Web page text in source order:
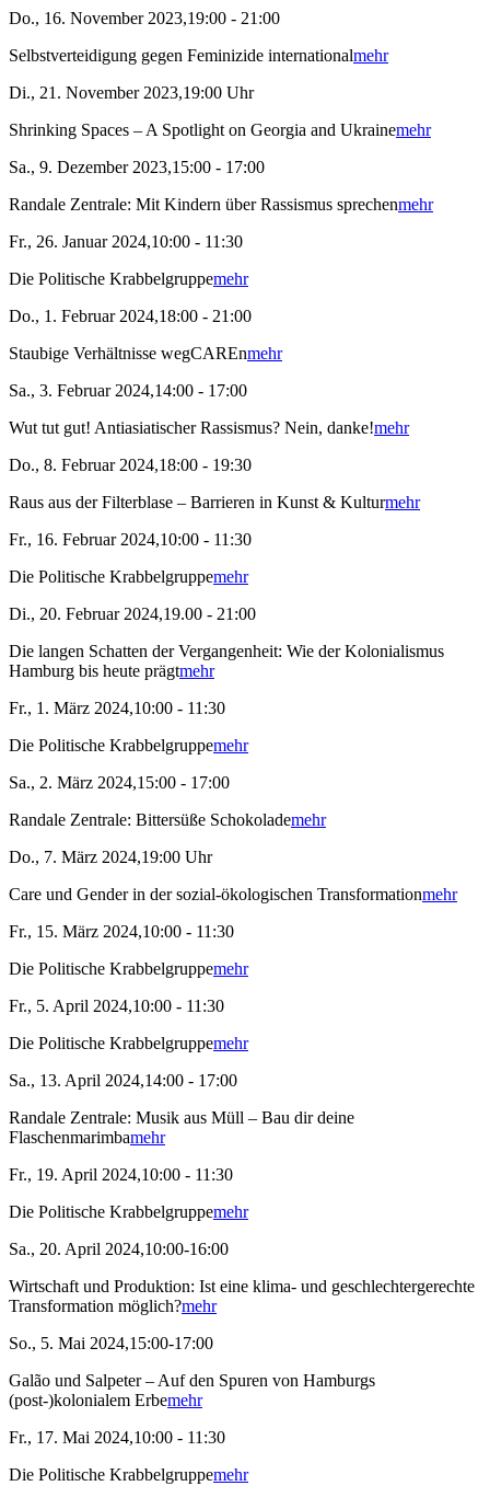
Do., 16. November 2023,19:00 - 21:00
Selbstverteidigung gegen Feminizide internationalmehr
Di., 21. November 2023,19:00 Uhr
Shrinking Spaces – A Spotlight on Georgia and Ukrainemehr
Sa., 9. Dezember 2023,15:00 - 17:00
Randale Zentrale: Mit Kindern über Rassismus sprechenmehr
Fr., 26. Januar 2024,10:00 - 11:30
Die Politische Krabbelgruppemehr
Do., 1. Februar 2024,18:00 - 21:00
Staubige Verhältnisse wegCAREnmehr
Sa., 3. Februar 2024,14:00 - 17:00
Wut tut gut! Antiasiatischer Rassismus? Nein, danke!mehr
Do., 8. Februar 2024,18:00 - 19:30
Raus aus der Filterblase – Barrieren in Kunst & Kulturmehr
Fr., 16. Februar 2024,10:00 - 11:30
Die Politische Krabbelgruppemehr
Di., 20. Februar 2024,19.00 - 21:00
Die langen Schatten der Vergangenheit: Wie der Kolonialismus
Hamburg bis heute prägtmehr
Fr., 1. März 2024,10:00 - 11:30
Die Politische Krabbelgruppemehr
Sa., 2. März 2024,15:00 - 17:00
Randale Zentrale: Bittersüße Schokolademehr
Do., 7. März 2024,19:00 Uhr
Care und Gender in der sozial-ökologischen Transformationmehr
Fr., 15. März 2024,10:00 - 11:30
Die Politische Krabbelgruppemehr
Fr., 5. April 2024,10:00 - 11:30
Die Politische Krabbelgruppemehr
Sa., 13. April 2024,14:00 - 17:00
Randale Zentrale: Musik aus Müll – Bau dir deine
Flaschenmarimbamehr
Fr., 19. April 2024,10:00 - 11:30
Die Politische Krabbelgruppemehr
Sa., 20. April 2024,10:00-16:00
Wirtschaft und Produktion: Ist eine klima- und geschlechtergerechte
Transformation möglich?mehr
So., 5. Mai 2024,15:00-17:00
Galão und Salpeter – Auf den Spuren von Hamburgs
(post-)kolonialem Erbemehr
Fr., 17. Mai 2024,10:00 - 11:30
Die Politische Krabbelgruppemehr